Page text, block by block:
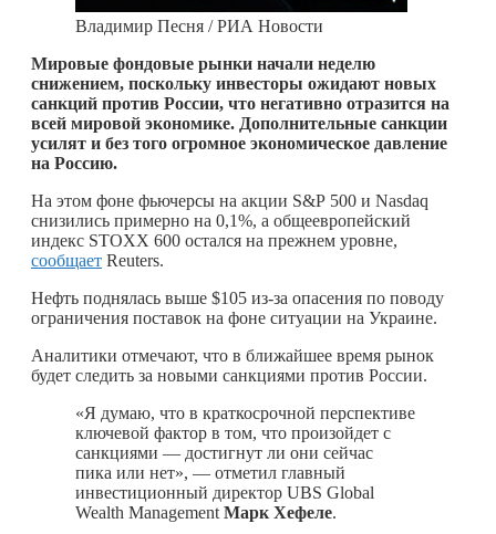
Владимир Песня / РИА Новости
Мировые фондовые рынки начали неделю
снижением, поскольку инвесторы ожидают новых
санкций против России, что негативно отразится на
всей мировой экономике. Дополнительные санкции
усилят и без того огромное экономическое давление
на Россию.
На этом фоне фьючерсы на акции S&P 500 и Nasdaq
снизились примерно на 0,1%, а общеевропейский
индекс STOXX 600 остался на прежнем уровне,
сообщает Reuters.
Нефть поднялась выше $105 из-за опасения по поводу
ограничения поставок на фоне ситуации на Украине.
Аналитики отмечают, что в ближайшее время рынок
будет следить за новыми санкциями против России.
«Я думаю, что в краткосрочной перспективе
ключевой фактор в том, что произойдет с
санкциями — достигнут ли они сейчас
пика или нет», — отметил главный
инвестиционный директор UBS Global
Wealth Management Марк Хефеле.